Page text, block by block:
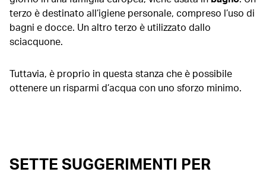
terzo è destinato all’igiene personale, compreso l’uso di
bagni e docce. Un altro terzo è utilizzato dallo
sciacquone.
Tuttavia, è proprio in questa stanza che è possibile
ottenere un risparmi d’acqua con uno sforzo minimo.
SETTE SUGGERIMENTI PER